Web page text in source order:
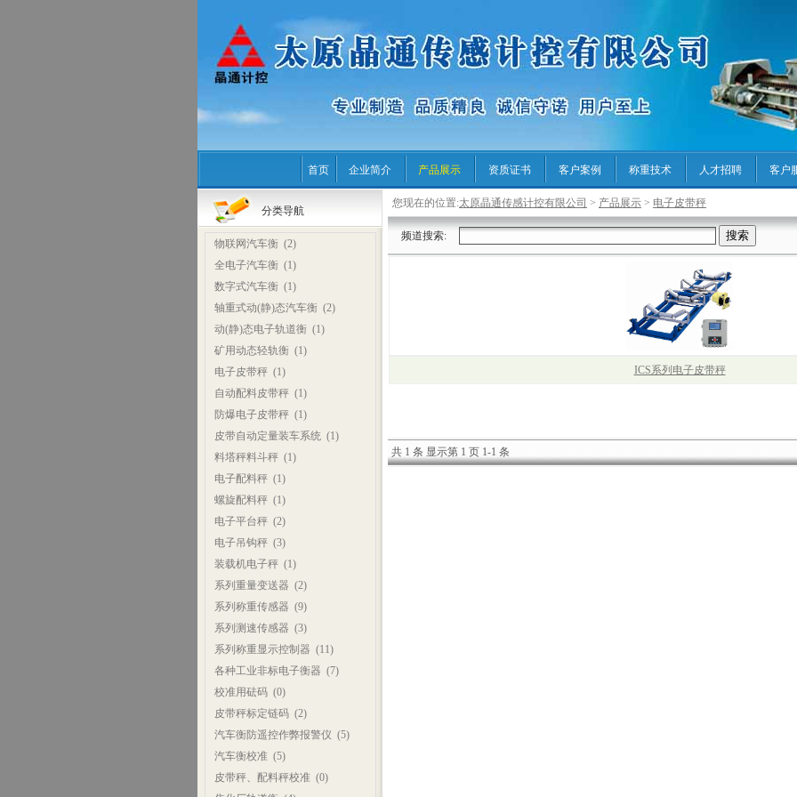
首页 企业简介 产品展示 资质证书 客户案例 称重技术 人才招聘 客户
分类导航
物联网汽车衡(2)
全电子汽车衡(1)
数字式汽车衡(1)
轴重式动(静)态汽车衡(2)
动(静)态电子轨道衡(1)
矿用动态轻轨衡(1)
电子皮带秤(1)
自动配料皮带秤(1)
防爆电子皮带秤(1)
皮带自动定量装车系统(1)
料塔秤料斗秤(1)
电子配料秤(1)
螺旋配料秤(1)
电子平台秤(2)
电子吊钩秤(3)
装载机电子秤(1)
系列重量变送器 (2)
系列称重传感器 (9)
系列测速传感器 (3)
系列称重显示控制器 (11)
各种工业非标电子衡器 (7)
校准用砝码(0)
皮带秤标定链码(2)
汽车衡防遥控作弊报警仪 (5)
汽车衡校准(5)
皮带秤、配料秤校准(0)
您现在的位置:太原晶通传感计控有限公司 > 产品展示 > 电子皮带秤
频道搜索:
ICS系列电子皮带秤
共 1 条 显示第 1 页 1-1 条